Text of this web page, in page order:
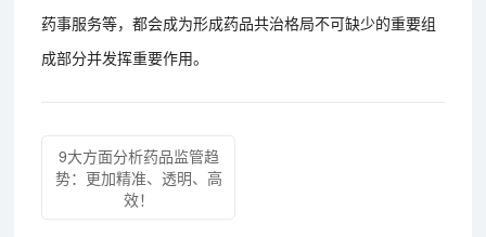
药事服务等，都会成为形成药品共治格局不可缺少的重要组
成部分并发挥重要作用。
9大方面分析药品监管趋
势：更加精准、透明、高
效！